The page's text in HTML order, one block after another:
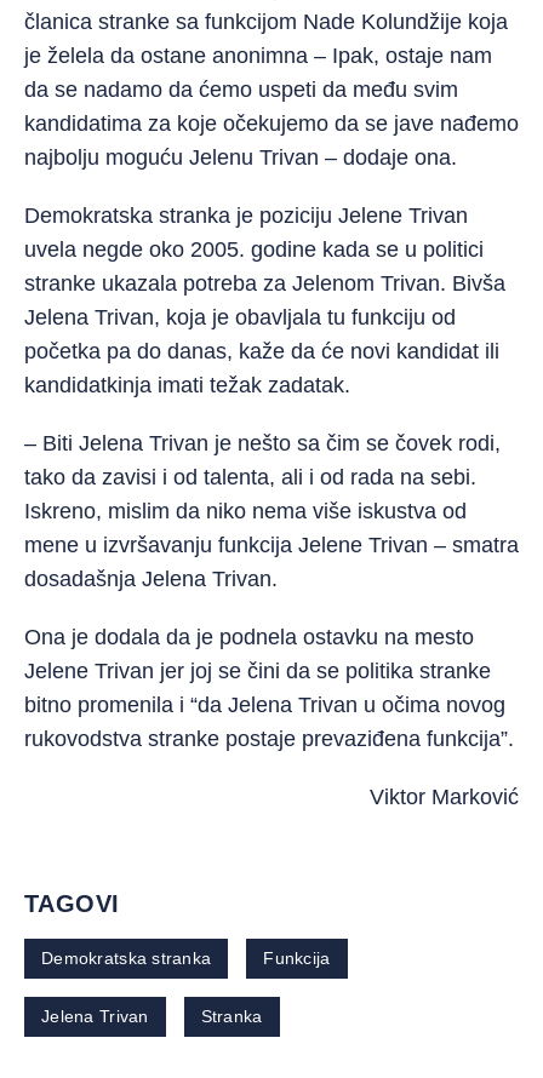
članica stranke sa funkcijom Nade Kolundžije koja
je želela da ostane anonimna – Ipak, ostaje nam
da se nadamo da ćemo uspeti da među svim
kandidatima za koje očekujemo da se jave nađemo
najbolju moguću Jelenu Trivan – dodaje ona.
Demokratska stranka je poziciju Jelene Trivan
uvela negde oko 2005. godine kada se u politici
stranke ukazala potreba za Jelenom Trivan. Bivša
Jelena Trivan, koja je obavljala tu funkciju od
početka pa do danas, kaže da će novi kandidat ili
kandidatkinja imati težak zadatak.
– Biti Jelena Trivan je nešto sa čim se čovek rodi,
tako da zavisi i od talenta, ali i od rada na sebi.
Iskreno, mislim da niko nema više iskustva od
mene u izvršavanju funkcija Jelene Trivan – smatra
dosadašnja Jelena Trivan.
Ona je dodala da je podnela ostavku na mesto
Jelene Trivan jer joj se čini da se politika stranke
bitno promenila i “da Jelena Trivan u očima novog
rukovodstva stranke postaje prevaziđena funkcija”.
Viktor Marković
TAGOVI
Demokratska stranka Funkcija
Jelena Trivan Stranka